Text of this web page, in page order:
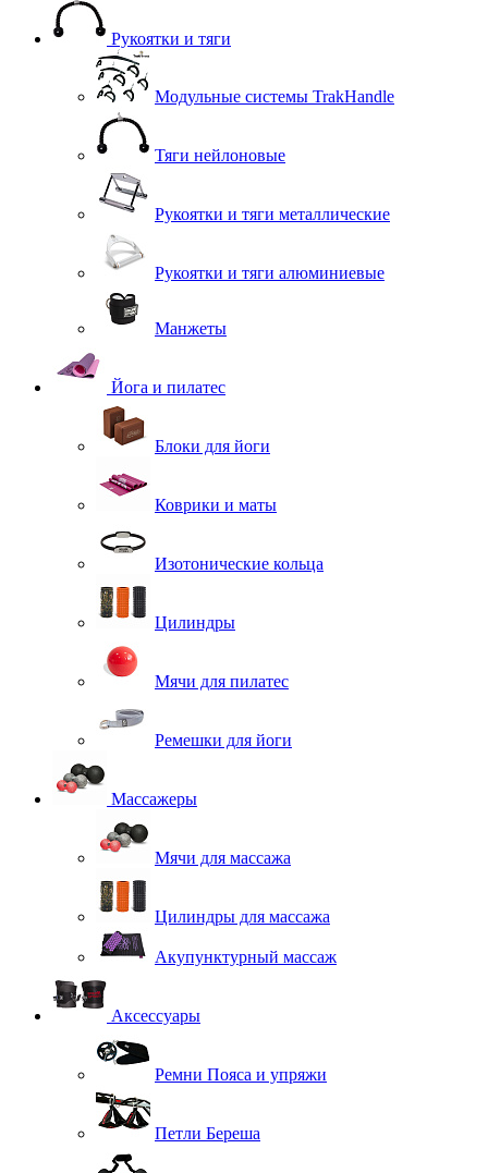
Рукоятки и тяги
Модульные системы TrakHandle
Тяги нейлоновые
Рукоятки и тяги металлические
Рукоятки и тяги алюминиевые
Манжеты
Йога и пилатес
Блоки для йоги
Коврики и маты
Изотонические кольца
Цилиндры
Мячи для пилатес
Ремешки для йоги
Массажеры
Мячи для массажа
Цилиндры для массажа
Акупунктурный массаж
Аксессуары
Ремни Пояса и упряжи
Петли Береша